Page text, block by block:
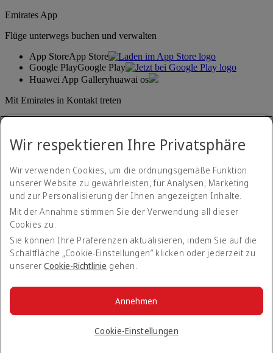
Emirates App
Flüge unterwegs buchen und verwalten
App StoreApp Store
Google PlayGoogle Play
Huawei App Galleryhuawai os
Mit Emirates in Kontakt treten
Erklärung zur Barrierefreiheit
Kontakt
Datenschutzerklärung
Geschäftsbedingungen
Cookie-Richtlinien
© 2026 The Emirates Group. Alle Rechte vorbehalten.
Wir respektieren Ihre Privatsphäre
Wir verwenden Cookies, um die ordnungsgemäße Funktion
unserer Website zu gewährleisten, für Analysen, Marketing
und zur Personalisierung der Ihnen angezeigten Inhalte.
Mit der Annahme stimmen Sie der Verwendung all dieser
Cookies zu.
Sie können Ihre Präferenzen aktualisieren, indem Sie auf die
Schaltfläche „Cookie-Einstellungen“ klicken oder jederzeit zu
unsererCookie-Richtlinie gehen.
Cookie-Einstellungen
Annehmen